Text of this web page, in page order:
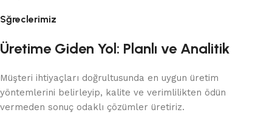
Sğreclerimiz
Üretime Giden Yol: Planlı ve Analitik
Müşteri ihtiyaçları doğrultusunda en uygun üretim
yöntemlerini belirleyip, kalite ve verimlilikten ödün
vermeden sonuç odaklı çözümler üretiriz.